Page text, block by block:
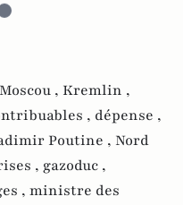
Moscou , Kremlin ,
, dépense ,
Poutine , Nord
, gazoduc ,
, ministre des